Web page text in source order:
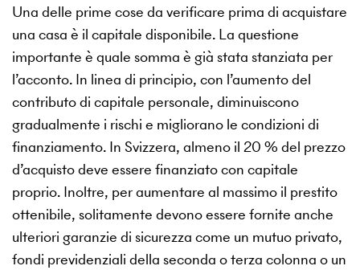
Una delle prime cose da verificare prima di acquistare
una casa è il capitale disponibile. La questione
importante è quale somma è già stata stanziata per
l’acconto. In linea di principio, con l’aumento del
contributo di capitale personale, diminuiscono
gradualmente i rischi e migliorano le condizioni di
finanziamento. In Svizzera, almeno il 20 % del prezzo
d’acquisto deve essere finanziato con capitale
proprio. Inoltre, per aumentare al massimo il prestito
ottenibile, solitamente devono essere fornite anche
ulteriori garanzie di sicurezza come un mutuo privato,
fondi previdenziali della seconda o terza colonna o un